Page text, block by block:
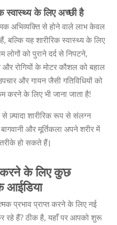
स्वास्थ्य के लिए अच्छी है
अभिव्यक्ति से होने वाले लाभ केवल
बल्कि यह शारीरिक स्वास्थ्य के लिए
को पुराने दर्द से निपटने,
और रोगियों के मोटर कौशल को बहाल
और गायन जैसी गतिविधियों को
के लिए भी जाना जाता है!
ज़्यादा शारीरिक रूप से संलग्न
और मूर्तिकला अपने शरीर में
हो सकते हैं।
के लिए कुछ
आईडिया
प्रभाव प्राप्त करने के लिए नई
रहे हैं? ठीक है, यहाँ पर आपको शुरू